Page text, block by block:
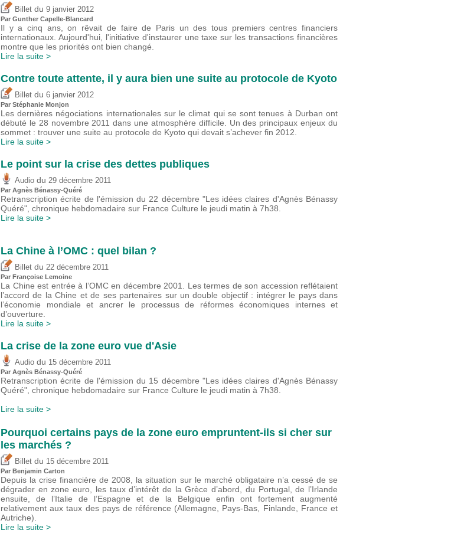
Billet du 9 janvier 2012
Par Gunther Capelle-Blancard
Il y a cinq ans, on rêvait de faire de Paris un des tous premiers centres financiers
internationaux. Aujourd'hui, l'initiative d'instaurer une taxe sur les transactions financières
montre que les priorités ont bien changé.
Lire la suite >
Contre toute attente, il y aura bien une suite au protocole de Kyoto
Billet du 6 janvier 2012
Par Stéphanie Monjon
Les dernières négociations internationales sur le climat qui se sont tenues à Durban ont
débuté le 28 novembre 2011 dans une atmosphère difficile. Un des principaux enjeux du
sommet : trouver une suite au protocole de Kyoto qui devait s’achever fin 2012.
Lire la suite >
Le point sur la crise des dettes publiques
Audio du 29 décembre 2011
Par Agnès Bénassy-Quéré
Retranscription écrite de l'émission du 22 décembre "Les idées claires d'Agnès Bénassy
Quéré", chronique hebdomadaire sur France Culture le jeudi matin à 7h38.
Lire la suite >
La Chine à l’OMC : quel bilan ?
Billet du 22 décembre 2011
Par Françoise Lemoine
La Chine est entrée à l’OMC en décembre 2001. Les termes de son accession reflétaient
l’accord de la Chine et de ses partenaires sur un double objectif : intégrer le pays dans
l’économie mondiale et ancrer le processus de réformes économiques internes et
d’ouverture.
Lire la suite >
La crise de la zone euro vue d'Asie
Audio du 15 décembre 2011
Par Agnès Bénassy-Quéré
Retranscription écrite de l'émission du 15 décembre "Les idées claires d'Agnès Bénassy
Quéré", chronique hebdomadaire sur France Culture le jeudi matin à 7h38.
Lire la suite >
Pourquoi certains pays de la zone euro empruntent-ils si cher sur
les marchés ?
Billet du 15 décembre 2011
Par Benjamin Carton
Depuis la crise financière de 2008, la situation sur le marché obligataire n’a cessé de se
dégrader en zone euro, les taux d’intérêt de la Grèce d’abord, du Portugal, de l’Irlande
ensuite, de l’Italie de l’Espagne et de la Belgique enfin ont fortement augmenté
relativement aux taux des pays de référence (Allemagne, Pays-Bas, Finlande, France et
Autriche).
Lire la suite >